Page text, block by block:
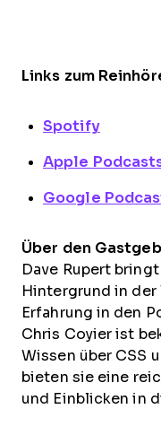
Links zum
Spotify
Apple
Google
Über den
Dave Rupert
Hintergrund in
Erfahrung in den
Chris Coyier ist
Wissen über CSS
bieten sie eine
und Einblicken in